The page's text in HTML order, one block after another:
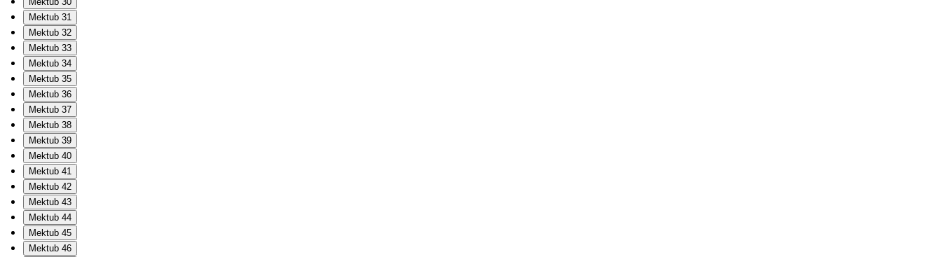
Mektub 31
Mektub 32
Mektub 33
Mektub 34
Mektub 35
Mektub 36
Mektub 37
Mektub 38
Mektub 39
Mektub 40
Mektub 41
Mektub 42
Mektub 43
Mektub 44
Mektub 45
Mektub 46